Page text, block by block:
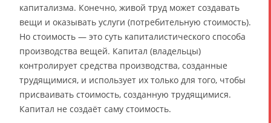
капитализма. Конечно, живой труд может создавать
вещи и оказывать услуги (потребительную стоимость).
Но стоимость — это суть капиталистического способа
производства вещей. Капитал (владельцы)
контролирует средства производства, созданные
трудящимися, и использует их только для того, чтобы
присваивать стоимость, созданную трудящимися.
Капитал не создаёт саму стоимость.